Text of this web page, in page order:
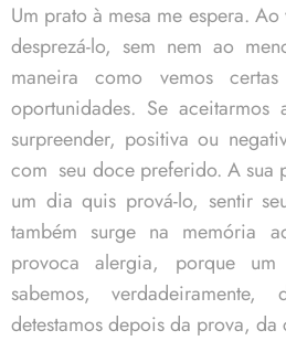
Um prato à mesa me espera.
desprezá-lo, sem nem ao
maneira como vemos
oportunidades. Se
surpreender, positiva ou
com seu doce preferido. A sua
um dia quis prová-lo, sentir
também surge na memória
provoca alergia, porque
sabemos,
detestamos depois da prova,